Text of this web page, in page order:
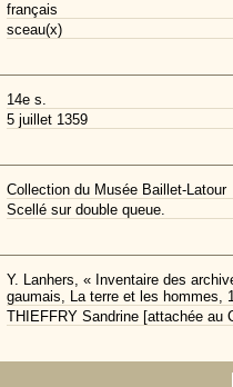
français
sceau(x)
14e s.
5 juillet 1359
Collection du Musée Baillet-Latour
Scellé sur double queue.
Y. Lanhers, « Inventaire des
gaumais, La terre et les hommes,
THIEFFRY Sandrine [attachée au